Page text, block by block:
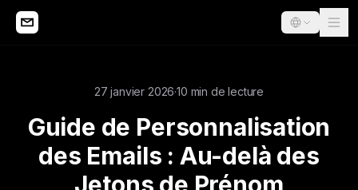
27 janvier 2026·10 min de lecture
Guide de Personnalisation
des Emails : Au-delà des